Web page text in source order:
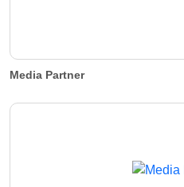
Media Partner